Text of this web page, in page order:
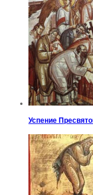
Успение